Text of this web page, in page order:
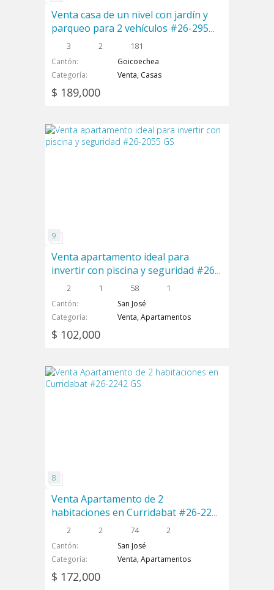
Venta casa de un nivel con jardín y
parqueo para 2 vehículos #26-295
3 2 181
Cantón
Goicoechea
Categoría
Venta, Casas
$ 189,000
Venta apartamento ideal para
invertir con piscina y seguridad #26-
2055 GS
2 1 58 1
Cantón
San José
Categoría
Venta, Apartamentos
$ 102,000
Venta Apartamento de 2
habitaciones en Curridabat #26-2242
2 2 74 2
Cantón
San José
Categoría
Venta, Apartamentos
$ 172,000